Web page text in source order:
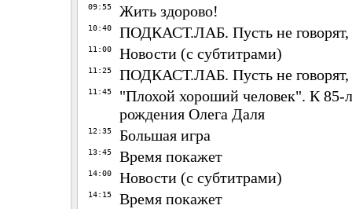
09:55 Жить здорово!
10:40 ПОДКАСТ.ЛАБ. Пусть не говорят,
11:00 Новости (с субтитрами)
11:25 ПОДКАСТ.ЛАБ. Пусть не говорят,
11:45
"Плохой хороший человек". К 85-
рождения Олега Даля
12:35 Большая игра
13:45 Время покажет
14:00 Новости (с субтитрами)
14:15 Время покажет